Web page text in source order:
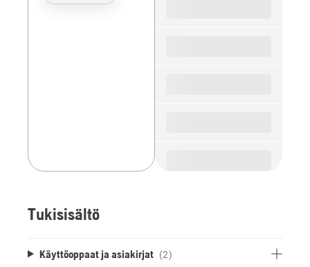
Tukisisältö
Käyttöoppaat ja asiakirjat (2)